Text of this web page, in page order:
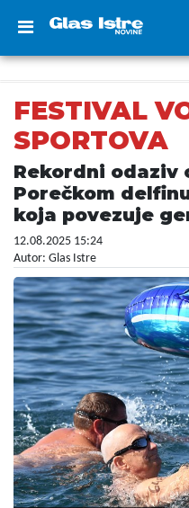
FESTIVAL
SPORTOVA
Rekordni odaziv
Porečkom
koja povezuje
12.08.2025 15:24
Autor: Glas Istre